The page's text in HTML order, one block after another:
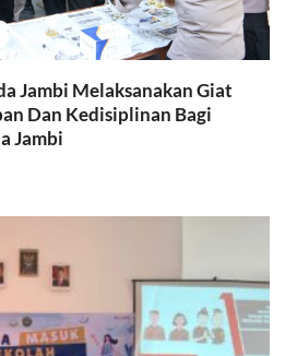
Jambi Melaksanakan Giat
Dan Kedisiplinan Bagi
Jambi